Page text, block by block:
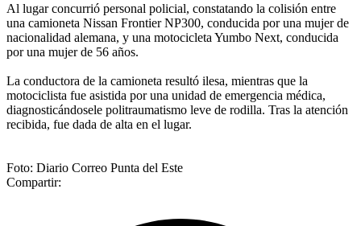
Al lugar concurrió personal policial, constatando la colisión entre
una camioneta Nissan Frontier NP300, conducida por una mujer de
nacionalidad alemana, y una motocicleta Yumbo Next, conducida
por una mujer de 56 años.
La conductora de la camioneta resultó ilesa, mientras que la
motociclista fue asistida por una unidad de emergencia médica,
diagnosticándosele politraumatismo leve de rodilla. Tras la atención
recibida, fue dada de alta en el lugar.
Foto: Diario Correo Punta del Este
Compartir: